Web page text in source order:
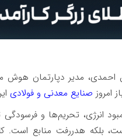
مدیر دپارتمان هوش
امروز صنایع معدنی و فولادی
انرژی، تحریم‌ها و فرسودگی
بلکه هدررفت منابع